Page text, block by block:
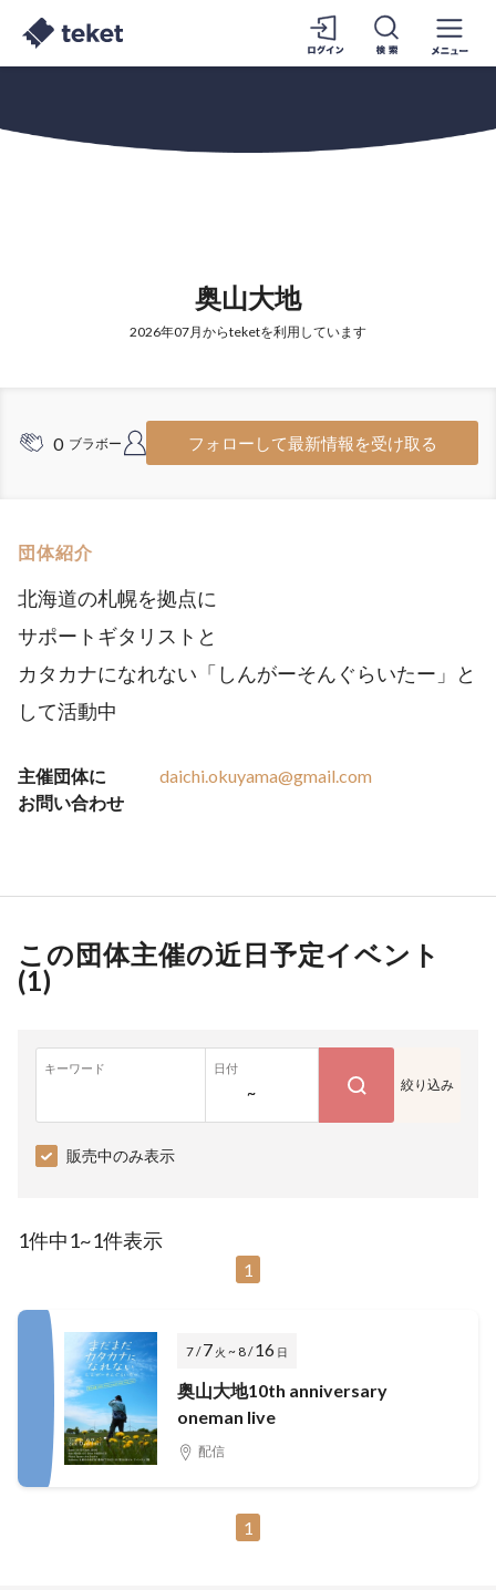
奥山大地
2026年07月からteketを利用しています
0 ブラボー フォロワー
フォローして最新情報を受け取る
団体紹介
北海道の札幌を拠点に
サポートギタリストと
カタカナになれない「しんがーそんぐらいたー」と
して活動中
主催団体に
お問い合わせ
daichi.okuyama@gmail.com
この団体主催の近日予定イベント
(1)
キーワード 日付
~ 絞り込み
販売中のみ表示
1件中1~1件表示
1
7 /7 火 ~ 8 /16 日
奥山大地10th anniversary
oneman live
配信
1